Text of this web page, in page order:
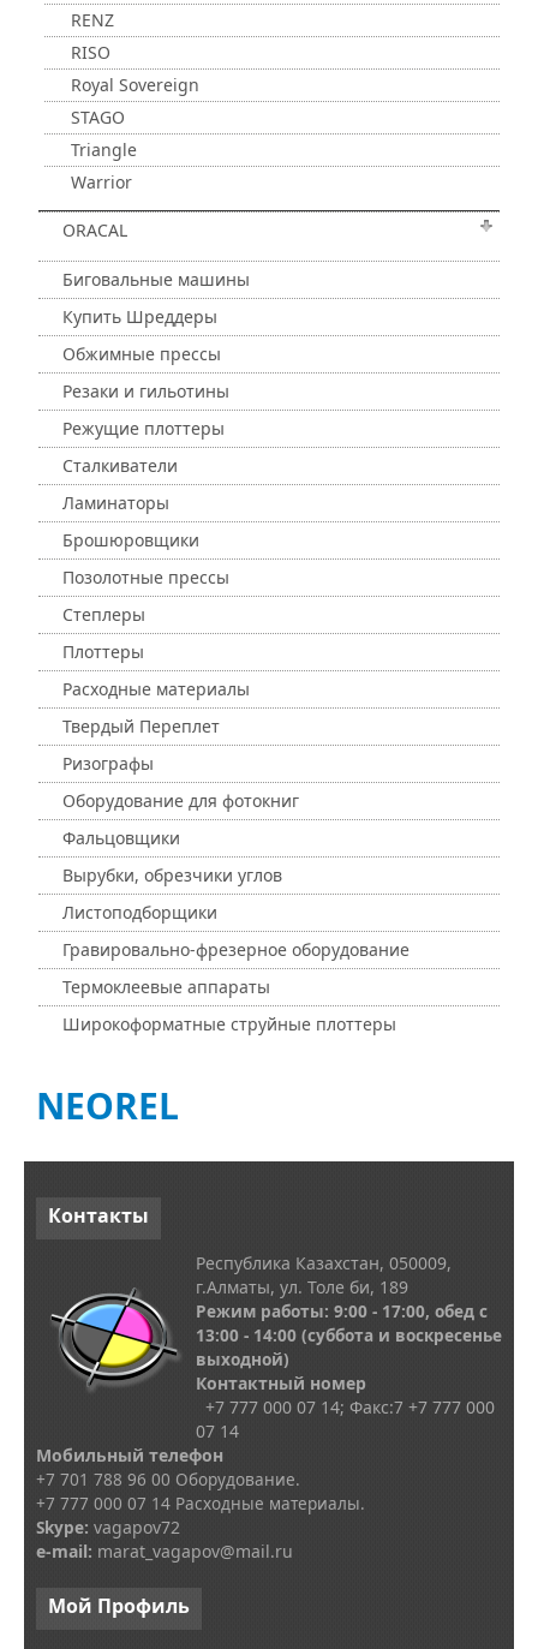
RENZ
RISO
Royal Sovereign
STAGO
Triangle
Warrior
ORACAL
Биговальные машины
Купить Шреддеры
Обжимные прессы
Резаки и гильотины
Режущие плоттеры
Сталкиватели
Ламинаторы
Брошюровщики
Позолотные прессы
Степлеры
Плоттеры
Расходные материалы
Твердый Переплет
Ризографы
Оборудование для фотокниг
Фальцовщики
Вырубки, обрезчики углов
Листоподборщики
Гравировально-фрезерное оборудование
Термоклеевые аппараты
Широкоформатные струйные плоттеры
NEOREL
Контакты
Республика Казахстан, 050009,
г.Алматы, ул. Толе би, 189
Режим работы: 9:00 - 17:00, обед с
13:00 - 14:00 (суббота и воскресенье
выходной)
Контактный номер
+7 777 000 07 14; Факс:7 +7 777 000
07 14
Мобильный телефон
+7 701 788 96 00 Оборудование.
+7 777 000 07 14 Расходные материалы.
Skype: vagapov72
e-mail: marat_vagapov@mail.ru
Мой Профиль